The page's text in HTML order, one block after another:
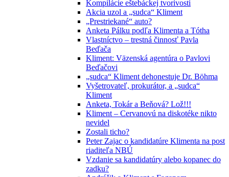
Kompilácie eštebáckej tvorivosti
Akcia uzol a „sudca“ Kliment
„Prestriekané“ auto?
Anketa Pálku podľa Klimenta a Tótha
Vlastníctvo – trestná činnosť Pavla
Beďača
Kliment: Väzenská agentúra o Pavlovi
Beďačovi
„sudca“ Kliment dehonestuje Dr. Böhma
Vyšetrovateľ, prokurátor, a „sudca“
Kliment
Anketa, Tokár a Beňová? Lož!!!
Kliment – Cervanovú na diskotéke nikto
nevidel
Zostali ticho?
Peter Zajac o kandidatúre Klimenta na post
riaditeľa NBÚ
Vzdanie sa kandidatúry alebo kopanec do
zadku?